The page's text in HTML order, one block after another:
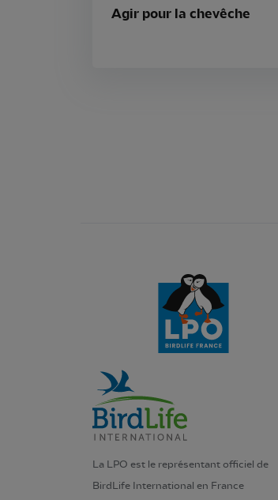
Agir pour la chevêche
La LPO est le représentant officiel de
BirdLife International en France